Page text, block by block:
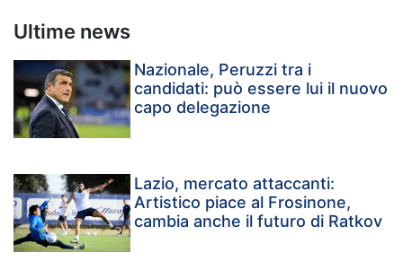
Ultime news
Nazionale, Peruzzi tra i
candidati: può essere lui il nuovo
capo delegazione
Lazio, mercato attaccanti:
Artistico piace al Frosinone,
cambia anche il futuro di Ratkov